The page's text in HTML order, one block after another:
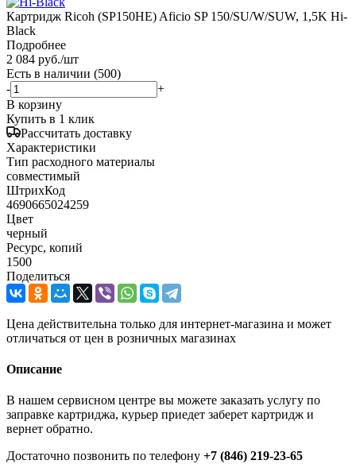
Картридж Ricoh (SP150HE) Aficio SP 150/SU/W/SUW, 1,5K Hi-
Black
Подробнее
2 084 руб./шт
Есть в наличии (500)
-
+
В корзину
Купить в 1 клик
Рассчитать доставку
Характеристики
Тип расходного материалы
совместимый
ШтрихКод
4690665024259
Цвет
черный
Ресурс, копий
1500
Поделиться
Цена действительна только для интернет-магазина и может
отличаться от цен в розничных магазинах
Описание
В нашем сервисном центре вы можете заказать услугу по
заправке картриджа, курьер приедет заберет картридж и
вернет обратно.
Достаточно позвонить по телефону +7 (846) 219-23-65